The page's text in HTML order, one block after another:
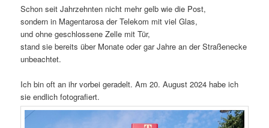
Schon seit Jahrzehnten nicht mehr gelb wie die Post,
sondern in Magentarosa der Telekom mit viel Glas,
und ohne geschlossene Zelle mit Tür,
stand sie bereits über Monate oder gar Jahre an der Straßenecke
unbeachtet.
Ich bin oft an ihr vorbei geradelt. Am 20. August 2024 habe ich
sie endlich fotografiert.